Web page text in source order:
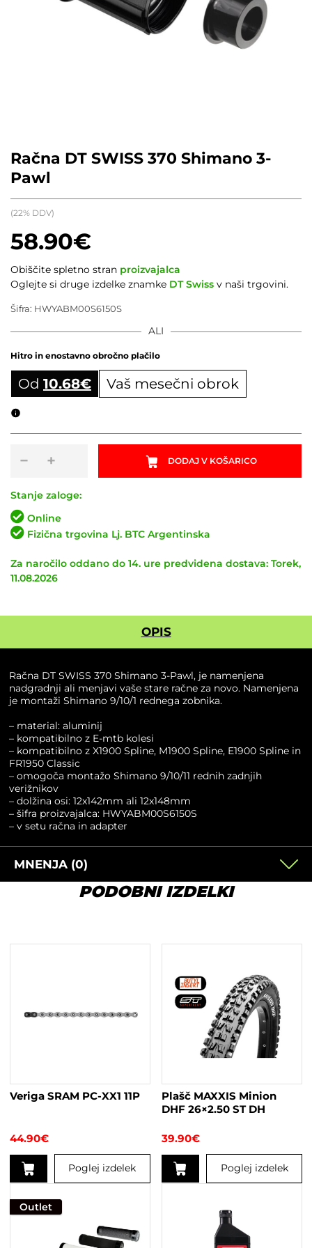
Račna DT SWISS 370 Shimano 3-
Pawl
58.90€
(22% DDV)
ALI
Hitro in enostavno obročno plačilo
Od 10.68€ Vaš mesečni obrok
−
DT
370
Shimano
3-
Pawl
+ DODAJ V KOŠARICO
Obiščite spletno stran proizvajalca
Oglejte si druge izdelke znamke DT Swiss v naši trgovini.
Šifra: HWYABM00S6150S
Stanje zaloge:
Online
Fizična trgovina Lj. BTC Argentinska
Za naročilo oddano do 14. ure predvidena dostava: Torek,
11.08.2026
OPIS
Račna DT SWISS 370 Shimano 3-Pawl, je namenjena
nadgradnji ali menjavi vaše stare račne za novo. Namenjena
je montaži Shimano 9/10/1 rednega zobnika.
– material: aluminij
– kompatibilno z E-mtb kolesi
– kompatibilno z X1900 Spline, M1900 Spline, E1900 Spline in
FR1950 Classic
– omogoča montažo Shimano 9/10/11 rednih zadnjih
verižnikov
– dolžina osi: 12x142mm ali 12x148mm
– šifra proizvajalca: HWYABM00S6150S
– v setu račna in adapter
MNENJA (0)
PODOBNI IZDELKI
Veriga SRAM PC-XX1 11P
44.90€
Poglej izdelek
Plašč MAXXIS Minion
DHF 26×2.50 ST DH
39.90€
Poglej izdelek
Outlet